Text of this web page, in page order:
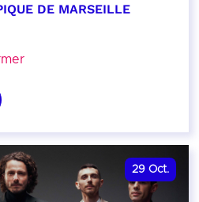
DE MARSEILLE
29 Oct.